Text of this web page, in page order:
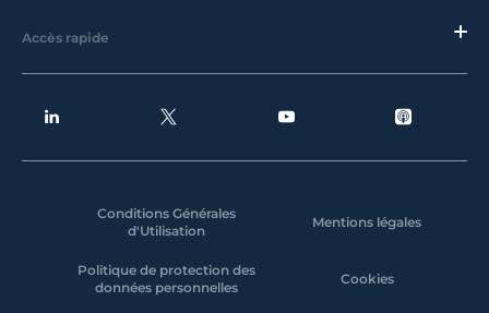
Accès rapide
Conditions Générales
d'Utilisation
Mentions légales
Politique de protection des
données personnelles
Cookies